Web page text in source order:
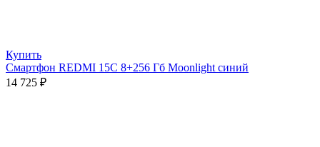
Купить
Смартфон REDMI 15C 8+256 Гб Moonlight синий
14 725 ₽